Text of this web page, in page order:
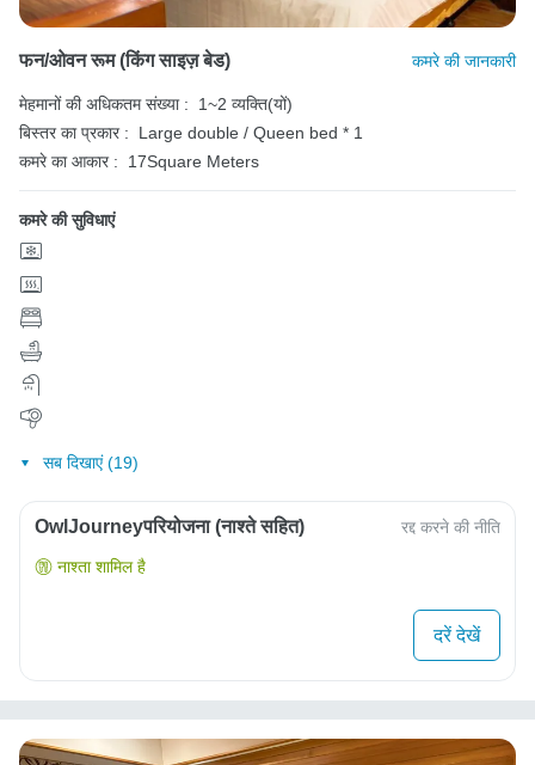
फन/ओवन रूम (किंग साइज़ बेड) कमरे की जानकारी
मेहमानों की अधिकतम संख्या :
1~2 व्यक्ति(यों)
बिस्तर का प्रकार :
Large double / Queen bed * 1
कमरे का आकार :
17Square Meters
कमरे की सुविधाएं
सब दिखाएं (19)
OwlJourneyपरियोजना (नाश्ते सहित) रद्द करने की नीति
नाश्ता शामिल है
दरें देखें